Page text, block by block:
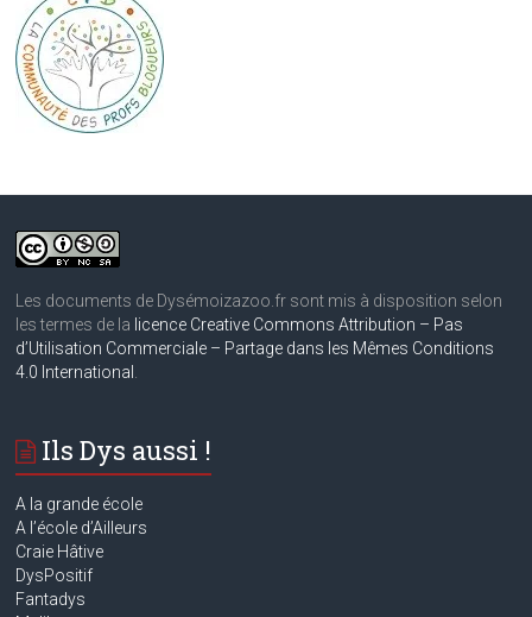
Les documents de Dysémoizazoo.fr sont mis à disposition selon
les termes de la licence Creative Commons Attribution – Pas
d’Utilisation Commerciale – Partage dans les Mêmes Conditions
4.0 International .
Ils Dys aussi !
A la grande école
A l’école d’Ailleurs
Craie Hâtive
DysPositif
Fantadys